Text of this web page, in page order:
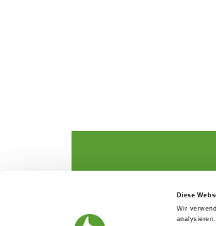
Diese
Wir
Everything about the breed
Breeding and upbringing